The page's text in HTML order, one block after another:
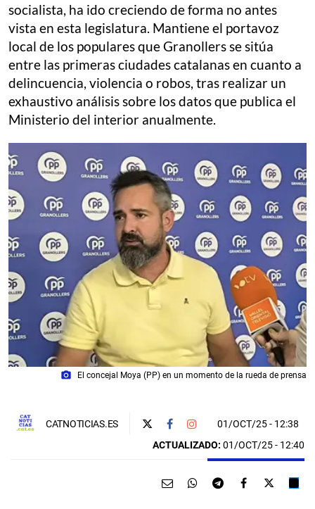
socialista, ha ido creciendo de forma no antes
vista en esta legislatura. Mantiene el portavoz
local de los populares que Granollers se sitúa
entre las primeras ciudades catalanas en cuanto a
delincuencia, violencia o robos, tras realizar un
exhaustivo análisis sobre los datos que publica el
Ministerio del interior anualmente.
photo_camera El concejal Moya (PP) en un momento de la rueda de prensa
CATNOTICIAS.ES 01/OCT/25- 12:38
ACTUALIZADO: 01/OCT/25 - 12:40